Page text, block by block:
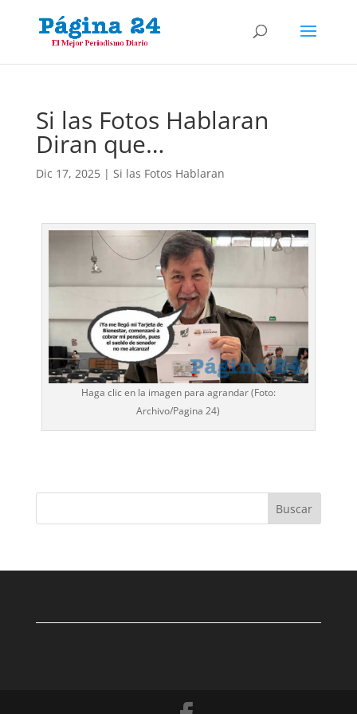
Si las Fotos Hablaran
Diran que…
Dic 17, 2025| Si las Fotos Hablaran
Haga clic en la imagen para agrandar (Foto:
Archivo/Pagina 24)
Buscar